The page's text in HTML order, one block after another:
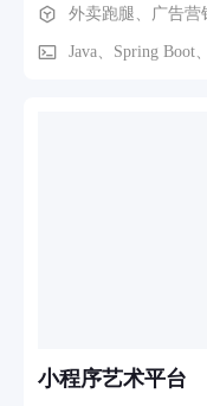
标是： 以区级为中心
系、应用 支撑体系等
序整合了主力的外卖
外卖平台，业务优惠活
外卖跑腿、广告营
Java、Spring Boot
小程序艺术平台